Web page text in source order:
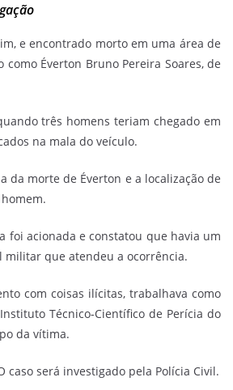
e encontrado morto em uma área de
Éverton Bruno Pereira Soares, de
três homens teriam chegado em
na mala do veículo.
da morte de Éverton e a localização de
foi acionada e constatou que havia um
militar que atendeu a ocorrência.
com coisas ilícitas, trabalhava como
Técnico-Científico de Perícia do
da vítima.
será investigado pela Polícia Civil.